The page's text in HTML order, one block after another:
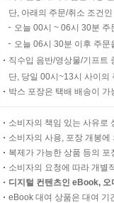
단, 아래의 주문/취소 조건
오늘 00시 ~ 06시 30분
오늘 06시 30분 이후 주
직수입 음반/영상물/기프트
단, 당일 00시~13시 사이의
박스 포장은 택배 배송이
소비자의 책임 있는 사유로
소비자의 사용, 포장 개봉
복제가 가능한 상품 등의
소비자의 요청에 따라 개별
디지털 컨텐츠인 eBook,
eBook 대여 상품은 대여 기